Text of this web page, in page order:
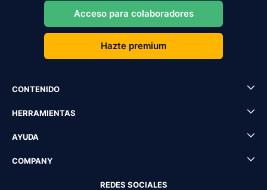
Acceso para colaboradores
Hazte premium
CONTENIDO
HERRAMIENTAS
AYUDA
COMPANY
REDES SOCIALES